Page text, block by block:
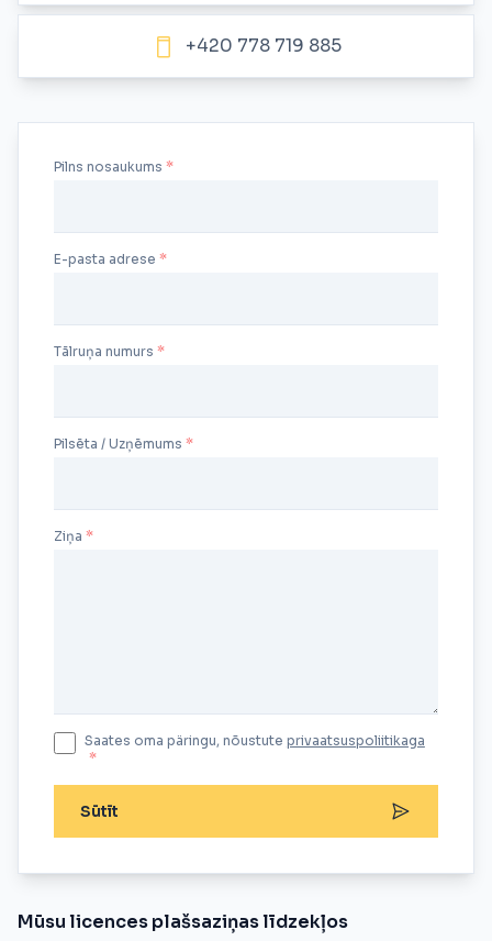
+420 778 719 885
Ziņa
Pilns nosaukums
E-pasta adrese
Tālruņa numurs
Pilsēta / Uzņēmums
Saates oma päringu, nõustute privaatsuspoliitikaga
*
Sūtīt
Mūsu licences plašsaziņas līdzekļos